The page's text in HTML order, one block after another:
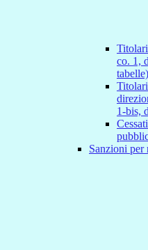
co. 1,
tabelle)
1-bis,
Sanzioni per